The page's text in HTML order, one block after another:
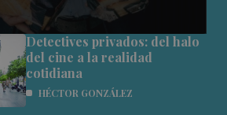
Detectives privados: del halo
del cine a la realidad
cotidiana
HÉCTOR GONZÁLEZ